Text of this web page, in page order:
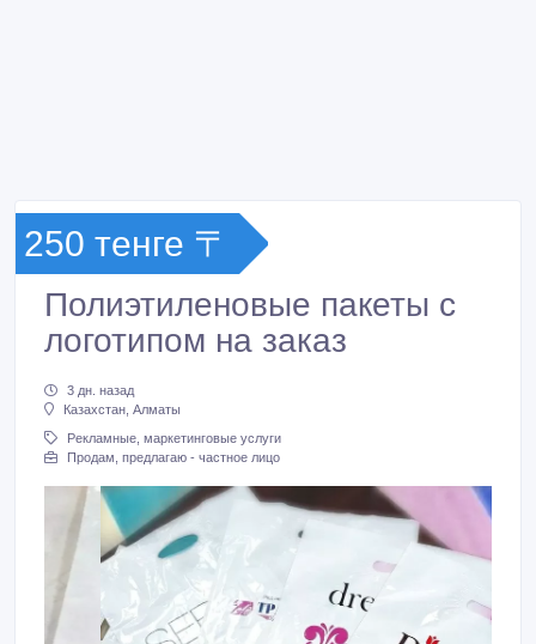
250 тенге 〒
Полиэтиленовые пакеты с
логотипом на заказ
3 дн. назад
Казахстан, Алматы
Рекламные, маркетинговые услуги
Продам, предлагаю - частное лицо